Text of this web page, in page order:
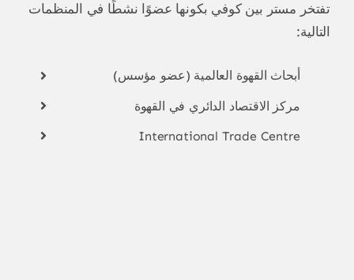
تفتخر مستر بين كوفي بكونها عضوًا نشطًا في المنظمات
التالية:
أبحاث القهوة العالمية (عضو مؤسس)
مركز الاقتصاد الدائري في القهوة
International Trade Centre